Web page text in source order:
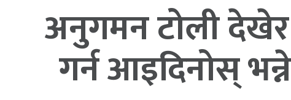
अनुगमन टोली देखेर
गर्न आइदिनोस्